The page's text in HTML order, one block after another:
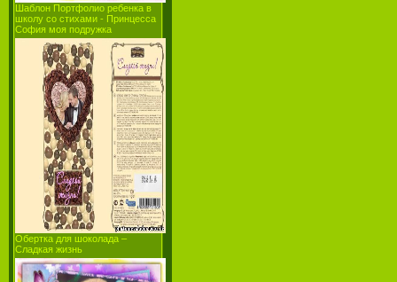
Шаблон Портфолио ребенка в
школу со стихами - Принцесса
София моя подружка
Обертка для шоколада –
Сладкая жизнь